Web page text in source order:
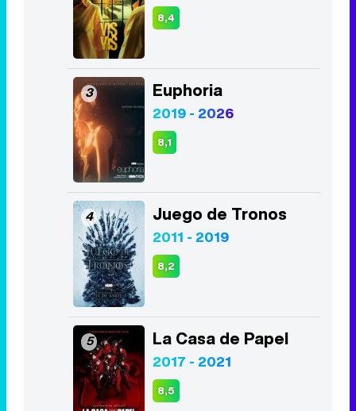
8,4
3 Euphoria
2019 - 2026
8,1
4 Juego de Tronos
2011 - 2019
8,2
5 La Casa de Papel
2017 - 2021
8,5